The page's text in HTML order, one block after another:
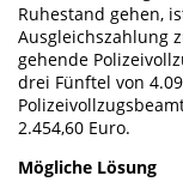
Ruhestand gehen,
Ausgleichszahlung
gehende
drei Fünftel von
2.454,60 Euro.
Mögliche Lösung